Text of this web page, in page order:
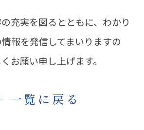
充実を図るとともに、わかり
報を発信してまいりますの
お願い申し上げます。
一覧に戻る